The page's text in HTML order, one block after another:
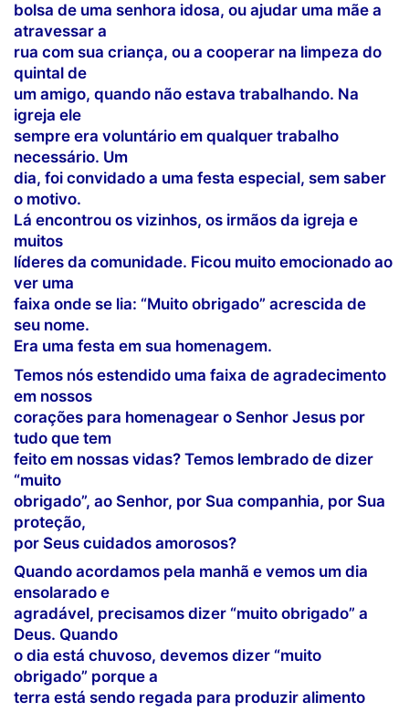
bolsa de uma senhora idosa, ou ajudar uma mãe a
atravessar a
rua com sua criança, ou a cooperar na limpeza do
quintal de
um amigo, quando não estava trabalhando. Na
igreja ele
sempre era voluntário em qualquer trabalho
necessário. Um
dia, foi convidado a uma festa especial, sem saber
o motivo.
Lá encontrou os vizinhos, os irmãos da igreja e
muitos
líderes da comunidade. Ficou muito emocionado ao
ver uma
faixa onde se lia: “Muito obrigado” acrescida de
seu nome.
Era uma festa em sua homenagem.
Temos nós estendido uma faixa de agradecimento
em nossos
corações para homenagear o Senhor Jesus por
tudo que tem
feito em nossas vidas? Temos lembrado de dizer
“muito
obrigado”, ao Senhor, por Sua companhia, por Sua
proteção,
por Seus cuidados amorosos?
Quando acordamos pela manhã e vemos um dia
ensolarado e
agradável, precisamos dizer “muito obrigado” a
Deus. Quando
o dia está chuvoso, devemos dizer “muito
obrigado” porque a
terra está sendo regada para produzir alimento